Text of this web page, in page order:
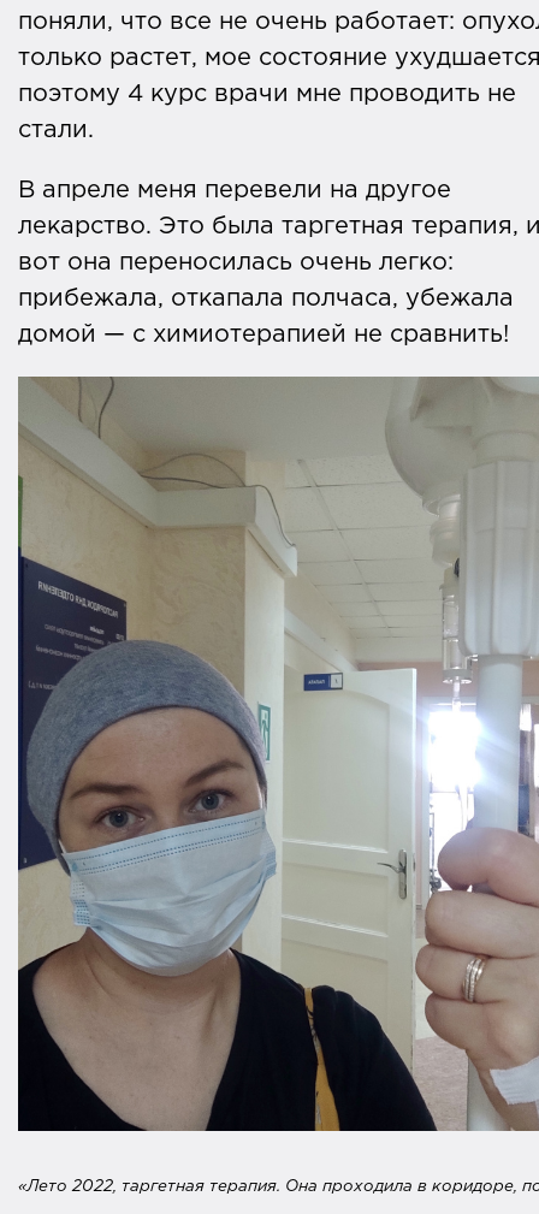
поняли, что все не очень работает:
только растет, мое состояние
поэтому 4 курс врачи мне проводить не
стали.
В апреле меня перевели на другое
лекарство. Это была таргетная терапия,
вот она переносилась очень легко:
прибежала, откапала полчаса, убежала
домой — с химиотерапией не сравнить!
«Лето 2022, таргетная терапия. Она проходила в коридоре,